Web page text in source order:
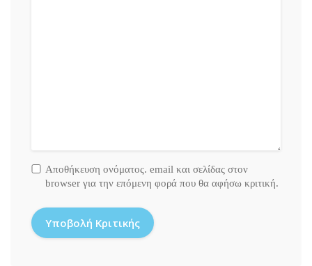
Αποθήκευση ονόματος. email και σελίδας στον
browser για την επόμενη φορά που θα αφήσω κριτική.